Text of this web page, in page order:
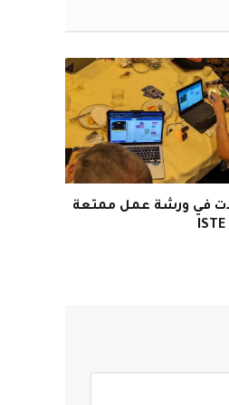
في ورشة عمل ممتعة